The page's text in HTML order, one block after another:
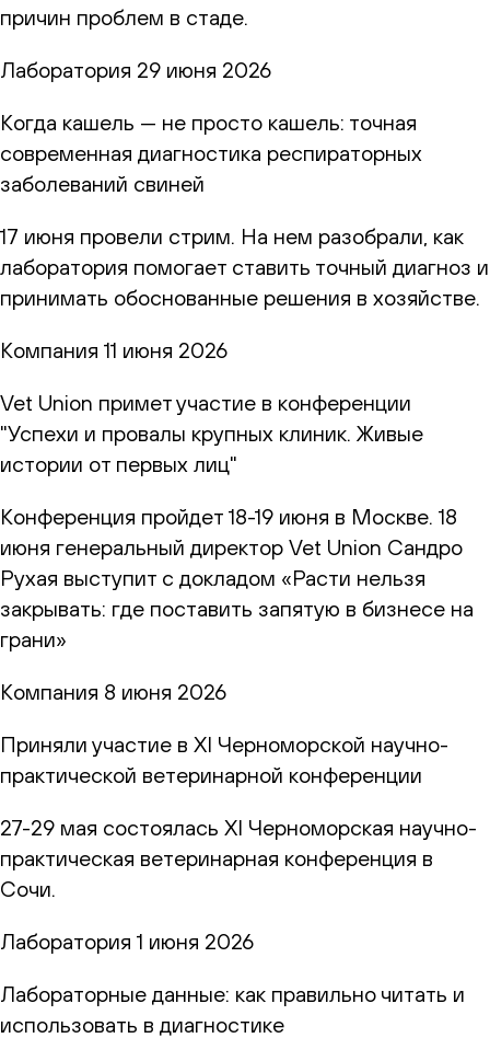
причин проблем в стаде.
Лаборатория 29 июня 2026
Когда кашель — не просто кашель: точная
современная диагностика респираторных
заболеваний свиней
17 июня провели стрим. На нем разобрали, как
лаборатория помогает ставить точный диагноз и
принимать обоснованные решения в хозяйстве.
Компания 11 июня 2026
Vet Union примет участие в конференции
"Успехи и провалы крупных клиник. Живые
истории от первых лиц"
Конференция пройдет 18-19 июня в Москве. 18
июня генеральный директор Vet Union Сандро
Рухая выступит с докладом «Расти нельзя
закрывать: где поставить запятую в бизнесе на
грани»
Компания 8 июня 2026
Приняли участие в XI Черноморской научно-
практической ветеринарной конференции
27-29 мая состоялась XI Черноморская научно-
практическая ветеринарная конференция в
Сочи.
Лаборатория 1 июня 2026
Лабораторные данные: как правильно читать и
использовать в диагностике